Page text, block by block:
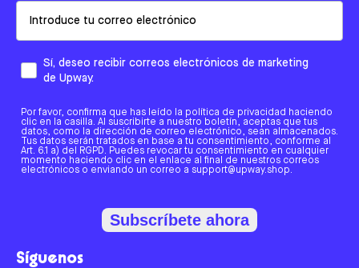
Sí, deseo recibir correos electrónicos de marketing
de Upway.
Por favor, confirma que has leído la política de privacidad haciendo
clic en la casilla. Al suscribirte a nuestro boletín, aceptas que tus
datos, como la dirección de correo electrónico, sean almacenados.
Tus datos serán tratados en base a tu consentimiento, conforme al
Art. 6.1 a) del RGPD. Puedes revocar tu consentimiento en cualquier
momento haciendo clic en el enlace al final de nuestros correos
electrónicos o enviando un correo a support@upway.shop.
Subscríbete ahora
Síguenos